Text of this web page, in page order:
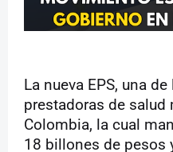
La nueva EPS, una
prestadoras de
Colombia, la cual
18 billones de pesos